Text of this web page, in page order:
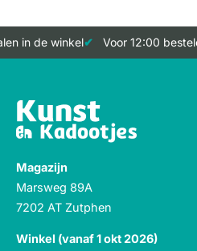
in de winkel Voor 12:00
Magazijn
Marsweg 89A
7202 AT Zutphen
Winkel (vanaf 1 okt 2026)